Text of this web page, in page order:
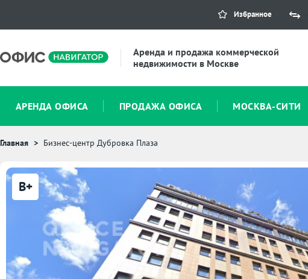
Избранное
Аренда и продажа коммерческой
недвижимости в Москве
АРЕНДА ОФИСА ПРОДАЖА ОФИСА МОСКВА-СИТИ
Главная Бизнес-центр Дубровка Плаза
B+